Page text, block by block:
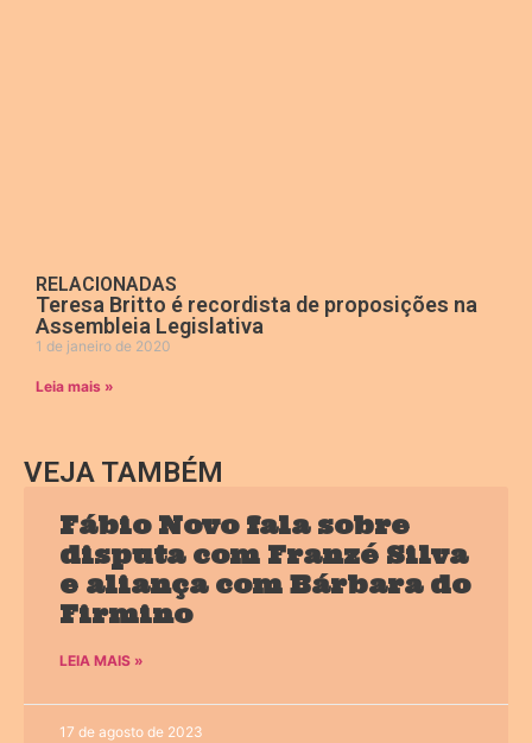
RELACIONADAS
Teresa Britto é recordista de proposições na
Assembleia Legislativa
1 de janeiro de 2020
Leia mais »
VEJA TAMBÉM
Fábio Novo fala sobre
disputa com Franzé Silva
e aliança com Bárbara do
Firmino
LEIA MAIS »
17 de agosto de 2023